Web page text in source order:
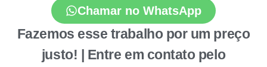
Chamar no WhatsApp
Fazemos esse trabalho por um preço
justo! | Entre em contato pelo